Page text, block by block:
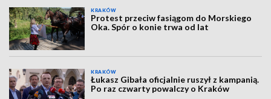
KRAKÓW
Protest przeciw fasiągom do Morskiego
Oka. Spór o konie trwa od lat
KRAKÓW
Łukasz Gibała oficjalnie ruszył z kampanią.
Po raz czwarty powalczy o Kraków